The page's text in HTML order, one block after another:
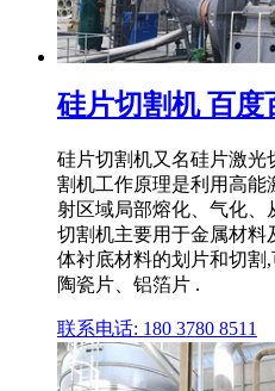
硅片切割机 百度
硅片切割机又名硅片激光
割机工作原理是利用高能
射区域局部熔化、气化、
切割机主要用于金属材料
体衬底材料的划片和切割
陶瓷片、铝箔片 .
联系电话: 180 3780 8511